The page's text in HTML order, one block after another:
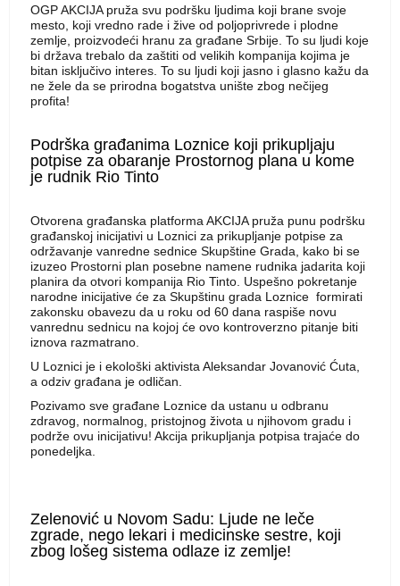
OGP AKCIJA pruža svu podršku ljudima koji brane svoje
mesto, koji vredno rade i žive od poljoprivrede i plodne
zemlje, proizvodeći hranu za građane Srbije. To su ljudi koje
bi država trebalo da zaštiti od velikih kompanija kojima je
bitan isključivo interes. To su ljudi koji jasno i glasno kažu da
ne žele da se prirodna bogatstva unište zbog nečijeg
profita!
Podrška građanima Loznice koji prikupljaju
potpise za obaranje Prostornog plana u kome
je rudnik Rio Tinto
Otvorena građanska platforma AKCIJA pruža punu podršku
građanskoj inicijativi u Loznici za prikupljanje potpise za
održavanje vanredne sednice Skupštine Grada, kako bi se
izuzeo Prostorni plan posebne namene rudnika jadarita koji
planira da otvori kompanija Rio Tinto. Uspešno pokretanje
narodne inicijative će za Skupštinu grada Loznice formirati
zakonsku obavezu da u roku od 60 dana raspiše novu
vanrednu sednicu na kojoj će ovo kontroverzno pitanje biti
iznova razmatrano.
U Loznici je i ekološki aktivista Aleksandar Jovanović Ćuta,
a odziv građana je odličan.
Pozivamo sve građane Loznice da ustanu u odbranu
zdravog, normalnog, pristojnog života u njihovom gradu i
podrže ovu inicijativu! Akcija prikupljanja potpisa trajaće do
ponedeljka.
Zelenović u Novom Sadu: Ljude ne leče
zgrade, nego lekari i medicinske sestre, koji
zbog lošeg sistema odlaze iz zemlje!